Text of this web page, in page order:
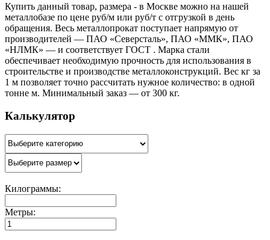
Купить данный товар, размера - в Москве можно на нашей
металлобазе по цене руб/м или руб/т с отгрузкой в день
обращения. Весь металлопрокат поступает напрямую от
производителей — ПАО «Северсталь», ПАО «ММК», ПАО
«НЛМК» — и соответствует ГОСТ . Марка стали
обеспечивает необходимую прочность для использования в
строительстве и производстве металлоконструкций. Вес кг за
1 м позволяет точно рассчитать нужное количество: в одной
тонне м. Минимальный заказ — от 300 кг.
Калькулятор
Килограммы:
Метры: